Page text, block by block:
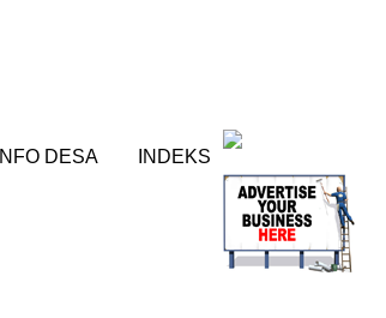
INFO DESA INDEKS